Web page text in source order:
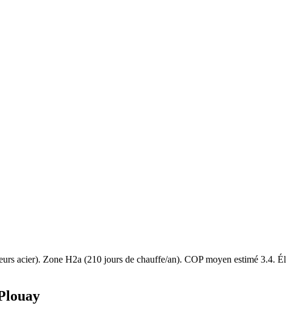
acier). Zone H2a (210 jours de chauffe/an). COP moyen estimé 3.4.